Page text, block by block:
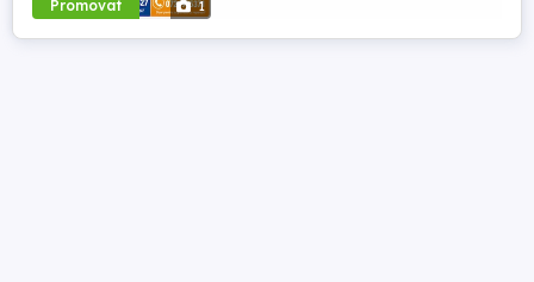
Promovat 1